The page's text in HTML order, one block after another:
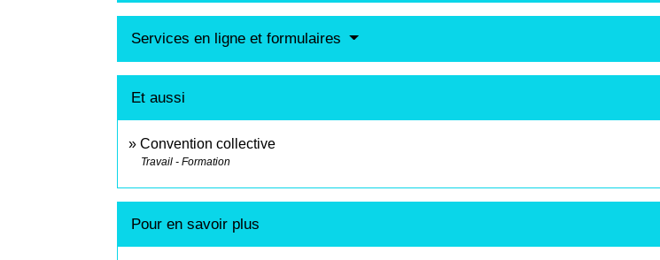
Services en ligne et formulaires
Et aussi
Convention collective
Travail - Formation
Pour en savoir plus